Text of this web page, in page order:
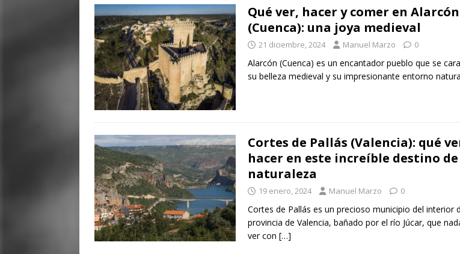
Qué ver, hacer y comer en Alarcón
(Cuenca): una joya medieval
21 diciembre, 2024 Manuel Marzo 0
Alarcón (Cuenca) es un encantador pueblo que se
su belleza medieval y su impresionante entorno
Cortes de Pallás (Valencia): qué
hacer en este increíble destino de
naturaleza
19 enero, 2024 Manuel Marzo 0
Cortes de Pallás es un precioso municipio del interior
provincia de Valencia, bañado por el río Júcar, que
ver con […]